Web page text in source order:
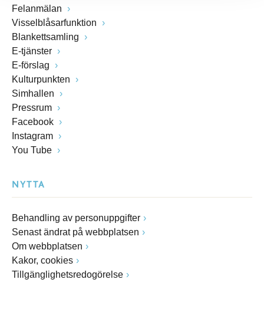
Felanmälan
Visselblåsarfunktion
Blankettsamling
E-tjänster
E-förslag
Kulturpunkten
Simhallen
Pressrum
Facebook
Instagram
You Tube
NYTTA
Behandling av personuppgifter
Senast ändrat på webbplatsen
Om webbplatsen
Kakor, cookies
Tillgänglighetsredogörelse